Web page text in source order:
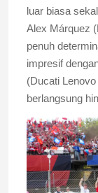
luar biasa
Alex Márquez
penuh
impresif
(Ducati
berlangsung